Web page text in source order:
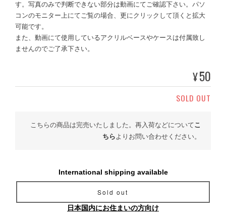
す。写真のみで判断できない部分は動画にてご確認下さい。パソ
コンのモニター上にてご覧の場合、更にクリックして頂くと拡大
可能です。
また、動画にて使用しているアクリルベースやケースは付属致し
ませんのでご了承下さい。
¥50
SOLD OUT
こちらの商品は完売いたしました。再入荷などについてこ
ちらよりお問い合わせください。
International shipping available
Sold out
日本国内にお住まいの方向け